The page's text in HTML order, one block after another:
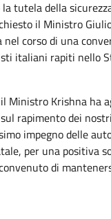
tutela della
il Ministro
nel corso di una
italiani rapiti nello
Ministro Krishna ha
rapimento dei
impegno delle
per una positiva
di